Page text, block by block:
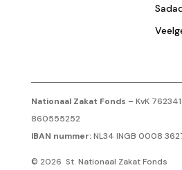
Nationaal Zakat Fonds – KvK
860555252
IBAN nummer:NL34 INGB 0008
© 2026 St. Nationaal Zakat Fonds